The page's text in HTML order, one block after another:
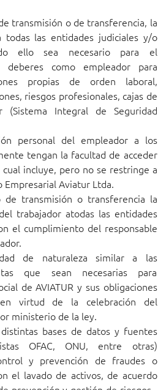
transmisión o de transferencia, la
todas las entidades judiciales y/o
ello sea necesario para el
como empleador para
propias de orden laboral,
riesgos profesionales, cajas de
(Sistema Integral de Seguridad
personal del empleador a los
tengan la facultad de acceder
incluye, pero no se restringe a
Empresarial Aviatur Ltda.
transmisión o transferencia la
trabajador atodas las entidades
el cumplimiento del responsable
de naturaleza similar a las
que sean necesarias para
de AVIATUR y sus obligaciones
en virtud de la celebración del
ministerio de la ley.
bases de datos y fuentes
OFAC, ONU, entre otras)
y prevención de fraudes o
el lavado de activos, de acuerdo